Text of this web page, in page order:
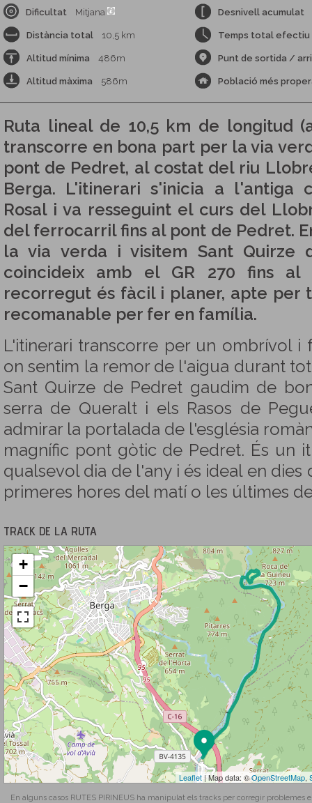
Dificultat Mitjana Desnivell acumulat
Distància total 10,5 km Temps total efectiu
Altitud mínima 486m Punt de sortida /
Altitud màxima 586m Població més
Ruta lineal de 10,5 km de longitud
transcorre en bona part per la via
pont de Pedret, al costat del riu
Berga. L'itinerari s'inicia a l'antiga
Rosal i va resseguint el curs del
del ferrocarril fins al pont de Pedret.
la via verda i visitem Sant Quirze
coincideix amb el GR 270 fins
recorregut és fàcil i planer, apte per
recomanable per fer en família.
L'itinerari transcorre per un ombrívol i
on sentim la remor de l'aigua durant
Sant Quirze de Pedret gaudim de
serra de Queralt i els Rasos de
admirar la portalada de l'església
magnífic pont gòtic de Pedret. És un
qualsevol dia de l'any i és ideal en dies
primeres hores del matí o les últimes
TRACK DE LA RUTA
+
−
Leaflet| Map data: ©OpenStreetMap,
En alguns casos RUTES PIRINEUS ha manipulat els tracks per corregir problemes